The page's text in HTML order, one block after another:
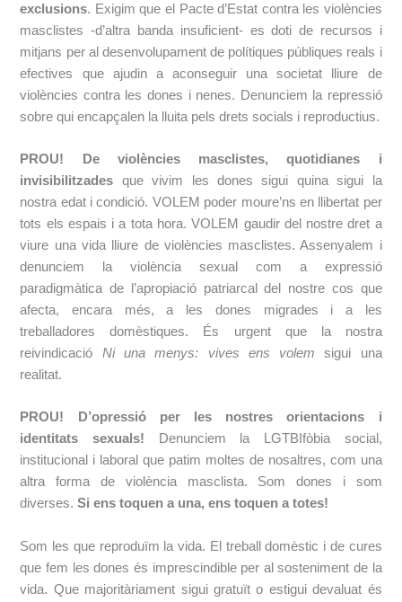
exclusions. Exigim que el Pacte d’Estat contra les violències
masclistes -d’altra banda insuficient- es doti de recursos i
mitjans per al desenvolupament de polítiques públiques reals i
efectives que ajudin a aconseguir una societat lliure de
violències contra les dones i nenes. Denunciem la repressió
sobre qui encapçalen la lluita pels drets socials i reproductius.
PROU! De violències masclistes, quotidianes i
invisibilitzades que vivim les dones sigui quina sigui la
nostra edat i condició. VOLEM poder moure’ns en llibertat per
tots els espais i a tota hora. VOLEM gaudir del nostre dret a
viure una vida lliure de violències masclistes. Assenyalem i
denunciem la violència sexual com a expressió
paradigmàtica de l’apropiació patriarcal del nostre cos que
afecta, encara més, a les dones migrades i a les
treballadores domèstiques. És urgent que la nostra
reivindicació Ni una menys: vives ens volemsigui una
realitat.
PROU!
D’opressió per les nostres orientacions i
identitats sexuals! ​ Denunciem la LGTBIfòbia social,
institucional i laboral que patim moltes de nosaltres, com una
altra forma de violència masclista. Som dones i som
diverses.Si ens toquen a una, ens toquen a totes!
Som les que reproduïm la vida. El treball domèstic i de cures
que fem les dones és imprescindible per al sosteniment de la
vida. Que majoritàriament sigui gratuït o estiguidevaluat és